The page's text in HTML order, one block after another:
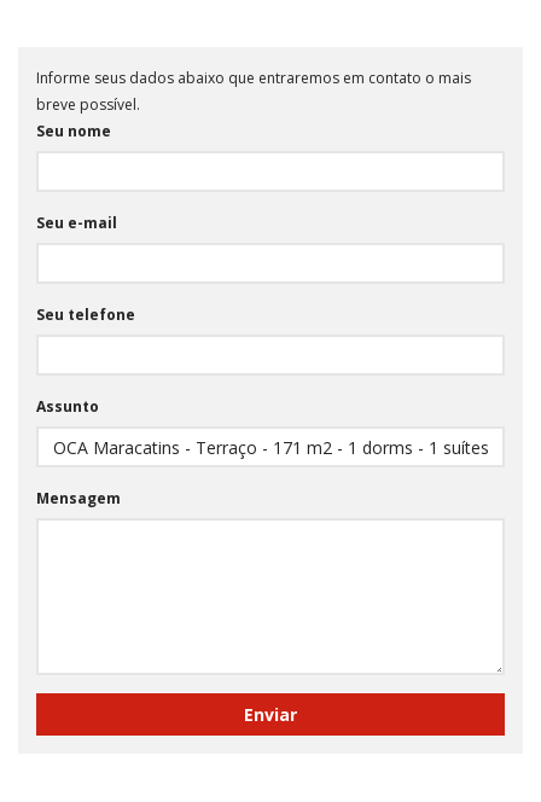
Informe seus dados abaixo que entraremos em contato o mais
breve possível.
Seu nome
Seu e-mail
Seu telefone
Assunto
Mensagem